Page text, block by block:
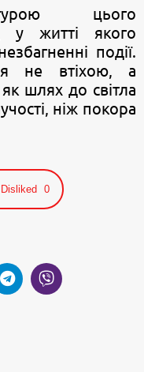
цього
у житті якого
події.
не втіхою, а
шлях до світла
ніж покора
Disliked 0